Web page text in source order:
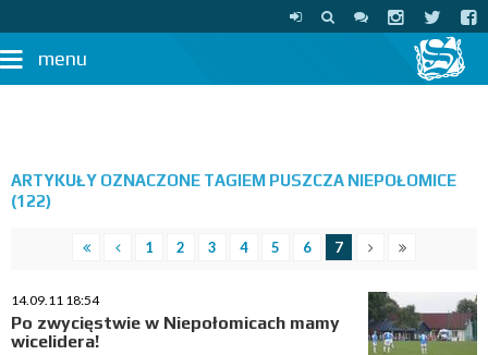
menu
ARTYKUŁY OZNACZONE TAGIEM PUSZCZA NIEPOŁOMICE
(122)
1 2 3 4 5 6 7
14.09.11 18:54
Po zwycięstwie w Niepołomicach mamy
wicelidera!